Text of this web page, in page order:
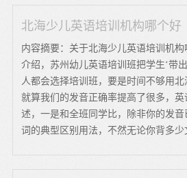
北海少儿英语培训机构哪个好
内容摘要：关于北海少儿英语培训机
介绍，苏州幼儿英语培训班把学生‘带
人都会选择培训班，要是时间不够用北
就算我们的发音正确率提高了很多，
述，一是和全班同学比，除非你的发
词的典型区别用法，不然无论你背多少